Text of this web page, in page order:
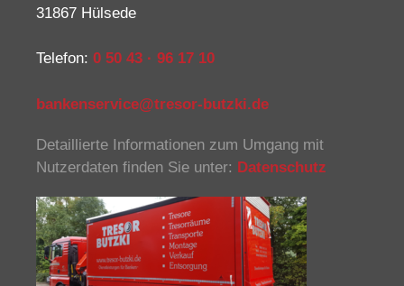
31867 Hülsede
Telefon: 0 50 43 · 96 17 10
bankenservice@tresor-butzki.de
Detaillierte Informationen zum Umgang mit
Nutzerdaten finden Sie unter: Datenschutz